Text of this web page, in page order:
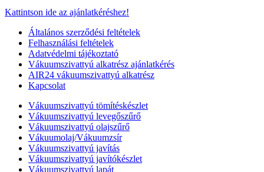
Kattintson ide az ajánlatkéréshez!
Általános szerződési feltételek
Felhasználási feltételek
Adatvédelmi tájékoztató
Vákuumszivattyú alkatrész ajánlatkérés
AIR24 vákuumszivattyú alkatrész
Kapcsolat
Vákuumszivattyú tömítéskészlet
Vákuumszivattyú levegőszűrő
Vákuumszivattyú olajszűrő
Vákuumolaj/Vákuumzsír
Vákuumszivattyú javítás
Vákuumszivattyú javítókészlet
Vákuumszivattyú lapát